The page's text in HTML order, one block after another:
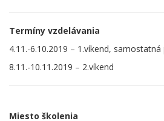
Termíny vzdelávania
4.11.-6.10.2019 – 1.víkend, samostatná
8.11.-10.11.2019 – 2.víkend
Miesto školenia